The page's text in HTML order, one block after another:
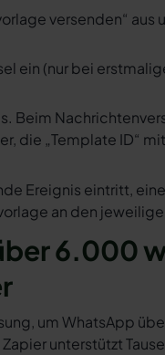
versenden“ aus
ein (nur bei
Beim
die „Template ID“
Ereignis eintritt,
an den
6.000
um WhatsApp
unterstützt